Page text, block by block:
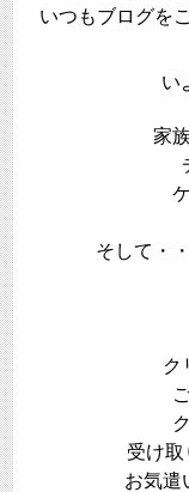
いつもブログを
い
家
そして・
ク
受け
お気遣